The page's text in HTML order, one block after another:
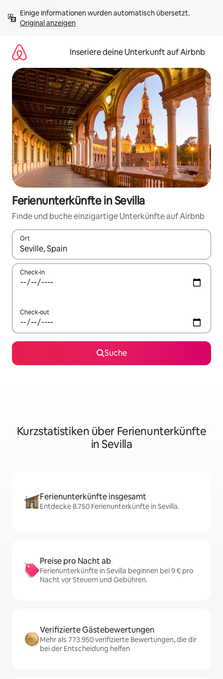
Inhalten
springenOriginal anzeigen
Inseriere deine Unterkunft auf Airbnb
Ferienunterkünfte in Sevilla
Finde und buche einzigartige Unterkünfte auf Airbnb
Ort
Wenn Ergebnisse verfügbar sind, navigiere mit den
Check-in
Check-out
Suche
Kurzstatistiken über Ferienunterkünfte
in Sevilla
Ferienunterkünfte insgesamt
Entdecke 8.750 Ferienunterkünfte in Sevilla.
Preise pro Nacht ab
Ferienunterkünfte in Sevilla beginnen bei 9 € pro
Nacht vor Steuern und Gebühren.
Verifizierte Gästebewertungen
Mehr als 773.950 verifizierte Bewertungen, die dir
bei der Entscheidung helfen